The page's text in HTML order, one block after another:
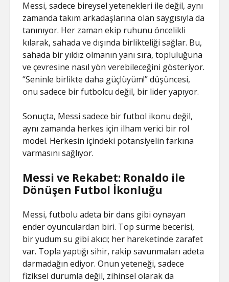
Messi, sadece bireysel yetenekleri ile değil, aynı
zamanda takım arkadaşlarına olan saygısıyla da
tanınıyor. Her zaman ekip ruhunu öncelikli
kılarak, sahada ve dışında birlikteliği sağlar. Bu,
sahada bir yıldız olmanın yanı sıra, topluluğuna
ve çevresine nasıl yön verebileceğini gösteriyor.
“Seninle birlikte daha güçlüyüm!” düşüncesi,
onu sadece bir futbolcu değil, bir lider yapıyor.
Sonuçta, Messi sadece bir futbol ikonu değil,
aynı zamanda herkes için ilham verici bir rol
model. Herkesin içindeki potansiyelin farkına
varmasını sağlıyor.
Messi ve Rekabet: Ronaldo ile
Dönüşen Futbol İkonluğu
Messi, futbolu adeta bir dans gibi oynayan
ender oyunculardan biri. Top sürme becerisi,
bir yudum su gibi akıcı; her hareketinde zarafet
var. Topla yaptığı sihir, rakip savunmaları adeta
darmadağın ediyor. Onun yeteneği, sadece
fiziksel durumla değil, zihinsel olarak da